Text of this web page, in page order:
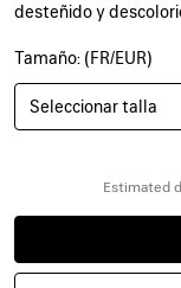
desteñido y
COLORES
NEGRO
DESTEÑIDO
Tamaño: (FR/EUR)
Seleccionar talla
Estimated